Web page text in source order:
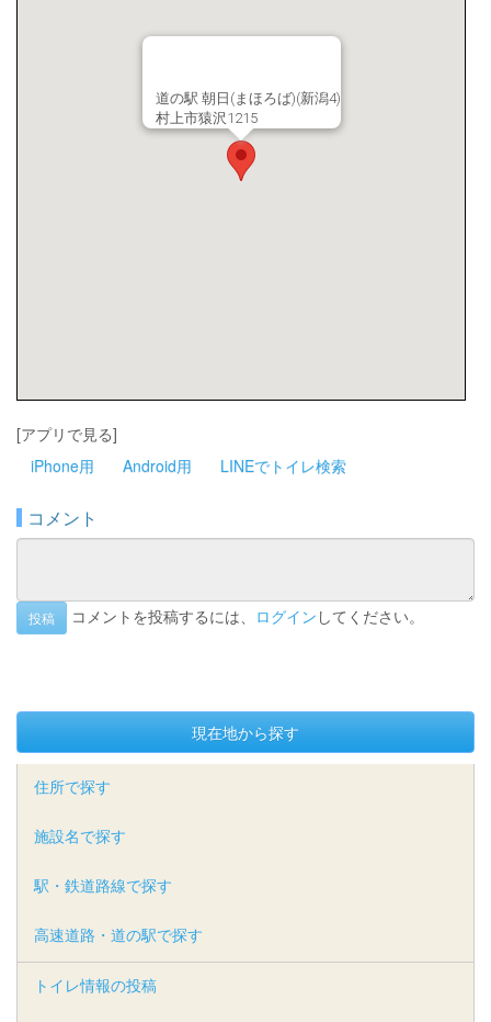
道の駅 朝日(まほろば)(新潟4)
村上市猿沢1215
[アプリで見る]
iPhone用
Android用 LINEでトイレ検索
コメント
投稿 コメントを投稿するには、 ログイン してください。
現在地から探す
住所で探す
施設名で探す
駅・鉄道路線で探す
高速道路・道の駅で探す
トイレ情報の投稿